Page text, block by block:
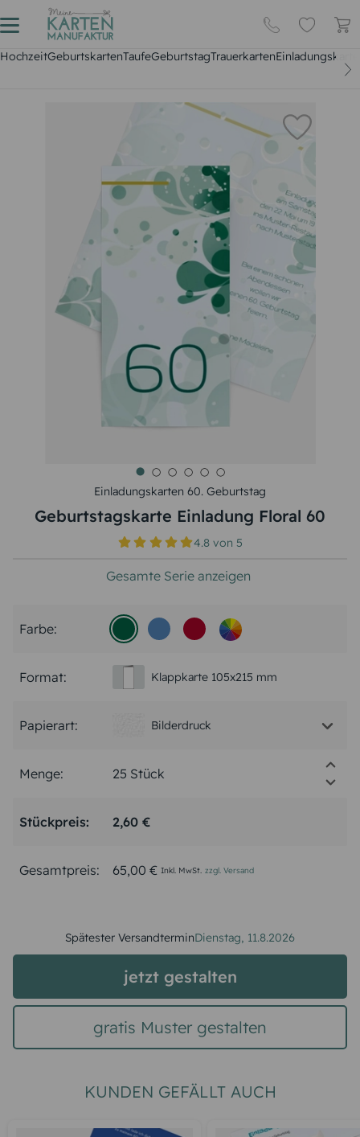
HochzeitGeburtskartenTaufeGeburtstagTrauerkarten
Einladungskarten 60. Geburtstag
Geburtstagskarte Einladung Floral 60
4.8 von5
Gesamte Serie anzeigen
Farbe:
Format: Klappkarte 105x215 mm
Papierart: Bilderdruck
Menge:
Stückpreis: 2,60 €
Gesamtpreis: 65,00 € Inkl. MwSt. zzgl. Versand
Spätester VersandterminDienstag, 11.8.2026
jetzt gestalten
gratis Muster gestalten
KUNDEN GEFÄLLT AUCH